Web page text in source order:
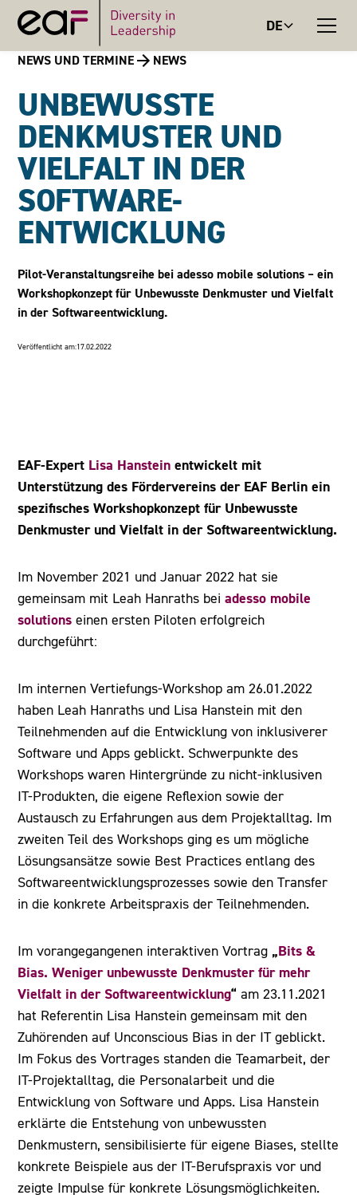
DE
NEWS UND TERMINE NEWS
UNBEWUSSTE
DENKMUSTER UND
VIELFALT IN DER
SOFTWARE-
ENTWICKLUNG
Pilot-Veranstaltungsreihe bei adesso mobile solutions – ein
Workshopkonzept für Unbewusste Denkmuster und Vielfalt
in der Softwareentwicklung.
Veröffentlicht am:17.02.2022
EAF-Expert Lisa Hanstein entwickelt mit
Unterstützung des Fördervereins der EAF Berlin ein
spezifisches Workshopkonzept für Unbewusste
Denkmuster und Vielfalt in der Softwareentwicklung.
Im November 2021 und Januar 2022 hat sie
gemeinsam mit Leah Hanraths beiadesso mobile
solutions einen ersten Piloten erfolgreich
durchgeführt:
Im internen Vertiefungs-Workshop am 26.01.2022
haben Leah Hanraths und Lisa Hanstein mit den
Teilnehmenden auf die Entwicklung von inklusiverer
Software und Apps geblickt. Schwerpunkte des
Workshops waren Hintergründe zu nicht-inklusiven
IT-Produkten, die eigene Reflexion sowie der
Austausch zu Erfahrungen aus dem Projektalltag. Im
zweiten Teil des Workshops ging es um mögliche
Lösungsansätze sowie Best Practices entlang des
Softwareentwicklungsprozesses sowie den Transfer
in die konkrete Arbeitspraxis der Teilnehmenden.
Im vorangegangenen interaktiven Vortrag „Bits &
Bias. Weniger unbewusste Denkmuster für mehr
Vielfalt in der Softwareentwicklung“am 23.11.2021
hat Referentin Lisa Hanstein gemeinsam mit den
Zuhörenden auf Unconscious Bias in der IT geblickt.
Im Fokus des Vortrages standen die Teamarbeit, der
IT-Projektalltag, die Personalarbeit und die
Entwicklung von Software und Apps. Lisa Hanstein
erklärte die Entstehung von unbewussten
Denkmustern, sensibilisierte für eigene Biases, stellte
konkrete Beispiele aus der IT-Berufspraxis vor und
zeigte Impulse für konkrete Lösungsmöglichkeiten.